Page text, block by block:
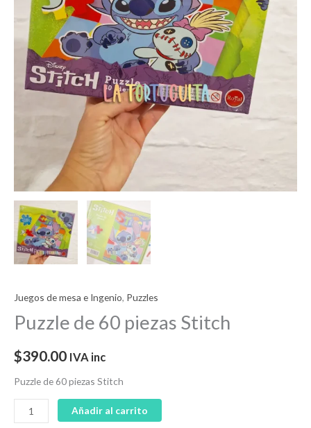
Juegos de mesa e Ingenio, Puzzles
Puzzle de 60 piezas Stitch
$390.00 IVA inc
Puzzle de 60 piezas Stitch
Añadir al carrito